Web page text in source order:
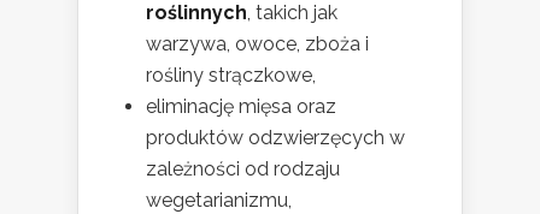
roślinnych, takich jak
warzywa, owoce, zboża i
rośliny strączkowe,
eliminację mięsa oraz
produktów odzwierzęcych w
zależności od rodzaju
wegetarianizmu,